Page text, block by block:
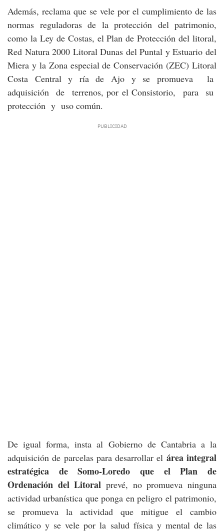
Además, reclama que se vele por el cumplimiento de las
normas reguladoras de la protección del patrimonio,
como la Ley de Costas, el Plan de Protección del litoral,
Red Natura 2000 Litoral Dunas del Puntal y Estuario del
Miera y la Zona especial de Conservación (ZEC) Litoral
Costa Central y ría de Ajo y se promueva la
adquisición de terrenos, por el Consistorio, para su
protección y uso común.
De igual forma, insta al Gobierno de Cantabria a la
adquisición de parcelas para desarrollar el área integral
estratégica de Somo-Loredo que el Plan de
Ordenación del Litoral prevé, no promueva ninguna
actividad urbanística que ponga en peligro el patrimonio,
se promueva la actividad que mitigue el cambio
climático y se vele por la salud física y mental de las